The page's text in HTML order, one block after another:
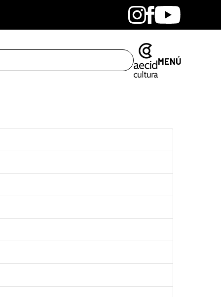
BandcampInstagram
Facebook
Youtube
MENÚ